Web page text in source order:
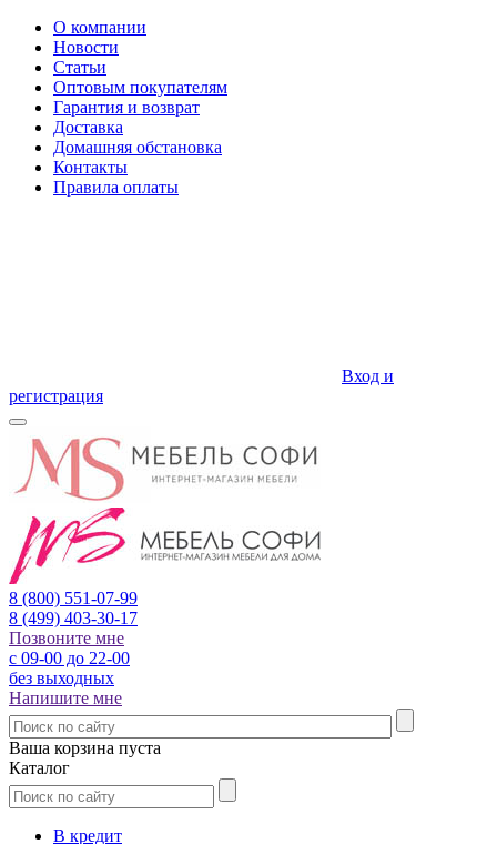
О компании
Новости
Статьи
Оптовым покупателям
Гарантия и возврат
Доставка
Домашняя обстановка
Контакты
Правила оплаты
Вход и
регистрация
8 (800) 551-07-99
8 (499) 403-30-17
Позвоните мне
с 09-00 до 22-00
без выходных
Напишите мне
Ваша корзина пуста
Каталог
В кредит